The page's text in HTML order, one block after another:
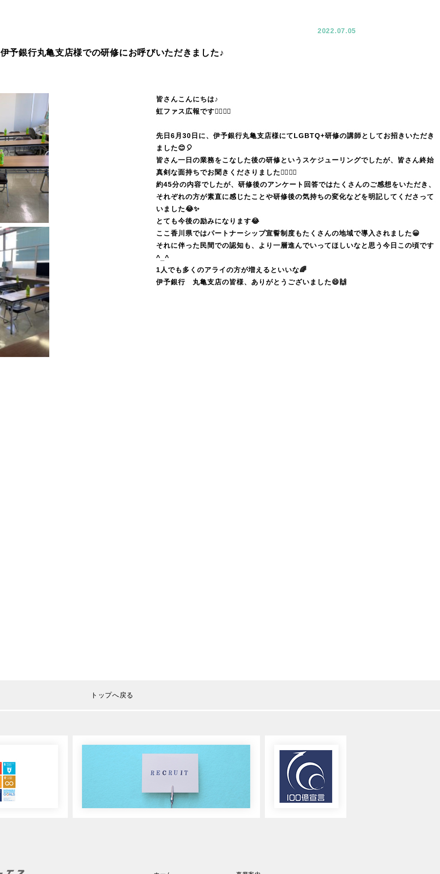
2022.07.05
伊予銀行丸亀支店様での研修にお呼びいただきました♪
皆さんこんにちは♪
虹ファス広報です💁‍♀️💁‍♂️
先日6月30日に、伊予銀行丸亀支店様にてLGBTQ+研修の講師としてお招きいただき
ました😊🎈
皆さん一日の業務をこなした後の研修というスケジューリングでしたが、皆さん終始
真剣な面持ちでお聞きくださりました🙇‍♀️🙇‍♂️
約45分の内容でしたが、研修後のアンケート回答ではたくさんのご感想をいただき、
それぞれの方が素直に感じたことや研修後の気持ちの変化などを明記してくださって
いました😂✨
とても今後の励みになります😂
ここ香川県ではパートナーシップ宣誓制度もたくさんの地域で導入されました😀
それに伴った民間での認知も、より一層進んでいってほしいなと思う今日この頃です
^_^
1人でも多くのアライの方が増えるといいな🌈
伊予銀行 丸亀支店の皆様、ありがとうございました😄🙌
トップへ戻る